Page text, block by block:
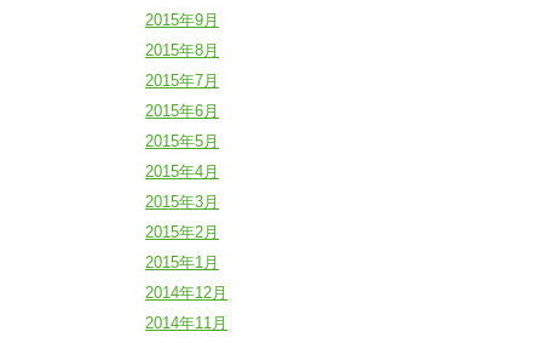
2015年9月
2015年8月
2015年7月
2015年6月
2015年5月
2015年4月
2015年3月
2015年2月
2015年1月
2014年12月
2014年11月